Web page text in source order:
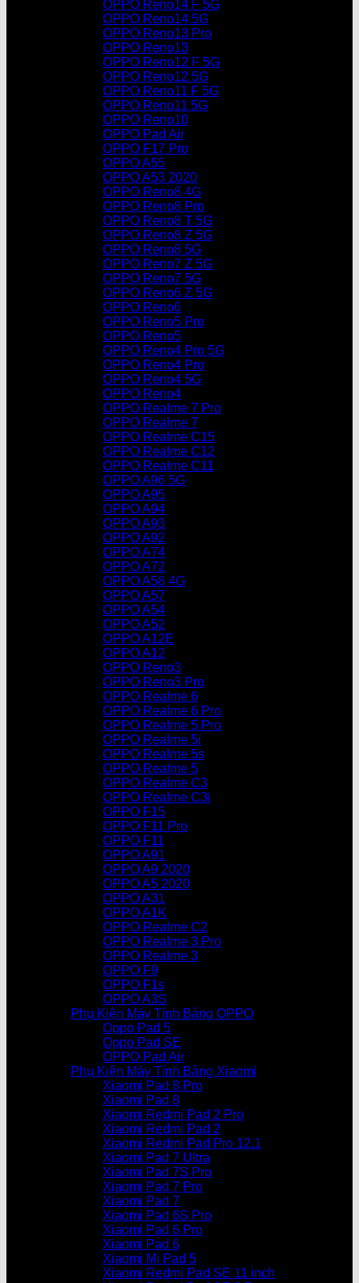
OPPO Reno14 F 5G
OPPO Reno14 5G
OPPO Reno13 Pro
OPPO Reno13
OPPO Reno12 F 5G
OPPO Reno12 5G
OPPO Reno11 F 5G
OPPO Reno11 5G
OPPO Reno10
OPPO Pad Air
OPPO F17 Pro
OPPO A55
OPPO A53 2020
OPPO Reno8 4G
OPPO Reno8 Pro
OPPO Reno8 T 5G
OPPO Reno8 Z 5G
OPPO Reno8 5G
OPPO Reno7 Z 5G
OPPO Reno7 5G
OPPO Reno6 Z 5G
OPPO Reno6
OPPO Reno5 Pro
OPPO Reno5
OPPO Reno4 Pro 5G
OPPO Reno4 Pro
OPPO Reno4 5G
OPPO Reno4
OPPO Realme 7 Pro
OPPO Realme 7
OPPO Realme C15
OPPO Realme C12
OPPO Realme C11
OPPO A96 5G
OPPO A95
OPPO A94
OPPO A93
OPPO A92
OPPO A74
OPPO A72
OPPO A58 4G
OPPO A57
OPPO A54
OPPO A52
OPPO A12E
OPPO A12
OPPO Reno3
OPPO Reno3 Pro
OPPO Realme 6
OPPO Realme 6 Pro
OPPO Realme 5 Pro
OPPO Realme 5i
OPPO Realme 5s
OPPO Realme 5
OPPO Realme C3
OPPO Realme C3i
OPPO F15
OPPO F11 Pro
OPPO F11
OPPO A91
OPPO A9 2020
OPPO A5 2020
OPPO A31
OPPO A1K
OPPO Realme C2
OPPO Realme 3 Pro
OPPO Realme 3
OPPO F9
OPPO F1s
OPPO A3S
Phụ Kiện Máy Tính Bảng OPPO
Oppo Pad 5
Oppo Pad SE
OPPO Pad Air
Phụ Kiện Máy Tính Bảng Xiaomi
Xiaomi Pad 8 Pro
Xiaomi Pad 8
Xiaomi Redmi Pad 2 Pro
Xiaomi Redmi Pad 2
Xiaomi Redmi Pad Pro 12.1
Xiaomi Pad 7 Ultra
Xiaomi Pad 7S Pro
Xiaomi Pad 7 Pro
Xiaomi Pad 7
Xiaomi Pad 6S Pro
Xiaomi Pad 6 Pro
Xiaomi Pad 6
Xiaomi Mi Pad 5
Xiaomi Redmi Pad SE 11 inch